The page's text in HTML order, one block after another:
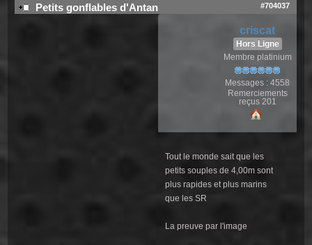
Petits gonflables d'Antan #704037
criscat
Hors Ligne
Membre platinium
Messages : 4558
Remerciements
reçus 201
Tout le monde sait que les
petits souples de 4,00m sont
plus rapides et plus marins
que les SR
La preuve par l'image